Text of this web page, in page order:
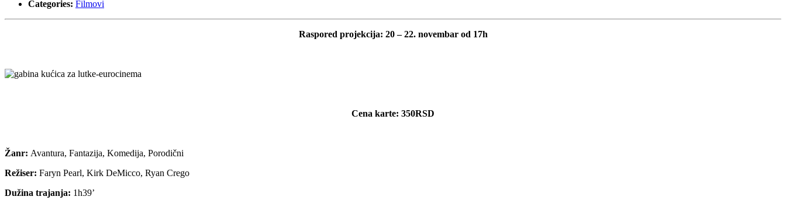
Categories: Filmovi
Raspored projekcija: 20 – 22. novembar od 17h
Cena karte: 350RSD
Žanr: Avantura, Fantazija, Komedija, Porodični
Režiser: Faryn Pearl, Kirk DeMicco, Ryan Crego
Dužina trajanja: 1h39’